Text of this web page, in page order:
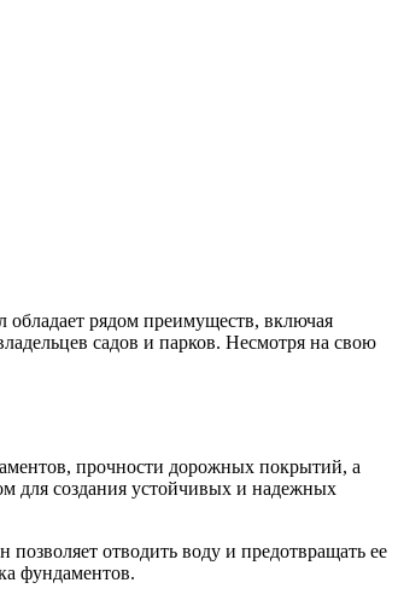
обладает рядом преимуществ, включая
садов и парков. Несмотря на свою
прочности дорожных покрытий, а
для создания устойчивых и надежных
отводить воду и предотвращать ее
фундаментов.